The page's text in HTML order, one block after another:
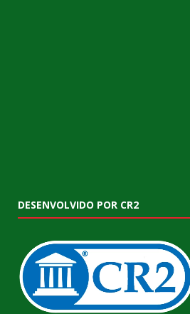
DESENVOLVIDO POR CR2